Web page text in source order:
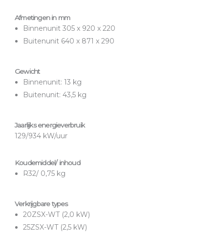
Afmetingen in mm
Binnenunit 305 x 920 x 220
Buitenunit 640 x 871 x 290
Gewicht
Binnenunit: 13 kg
Buitenunit: 43,5 kg
Jaarlijks energieverbruik
129/934 kW/uur
Koudemiddel/ inhoud
R32/ 0,75 kg
Verkrijgbare types
20ZSX-WT (2,0 kW)
25ZSX-WT (2,5 kW)